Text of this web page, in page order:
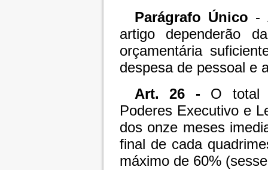
Parágrafo Único -
artigo dependerão
orçamentária
despesa de pessoal e
Art. 26 - O total
Poderes Executivo e
dos onze meses
final de cada
máximo de 60%